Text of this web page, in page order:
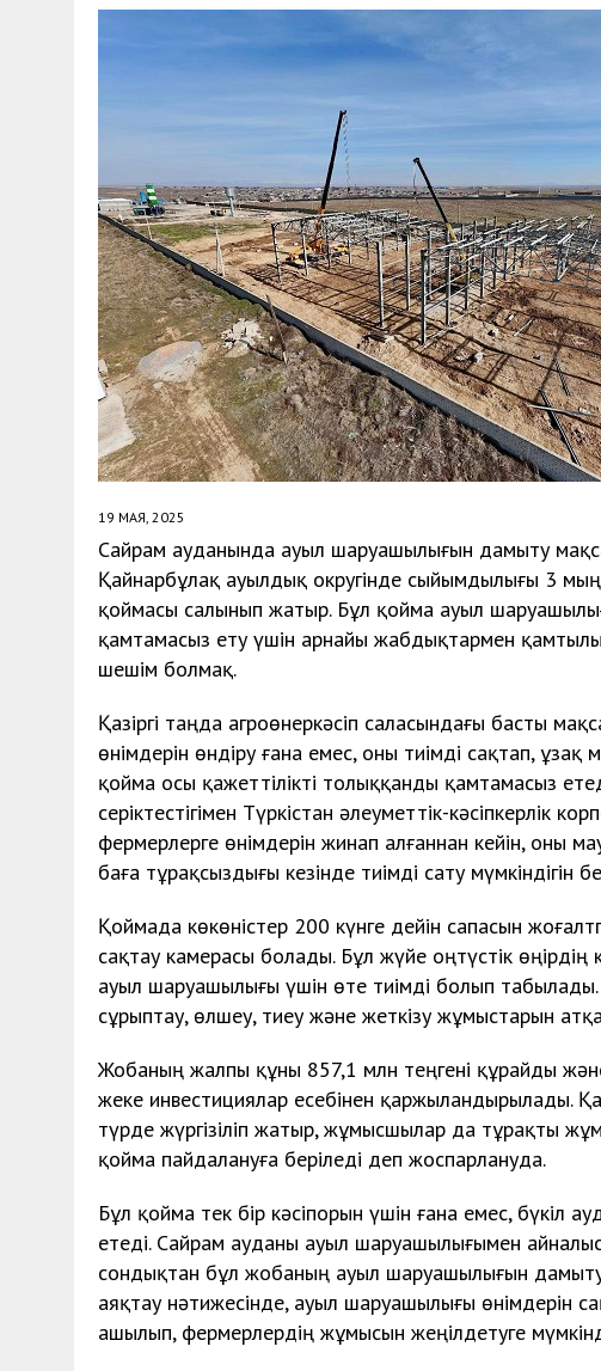
ТҮСІНДІРУ ЖҰМЫСТАРЫ ЖҮРГІЗІЛДІ
19 МАЯ, 2025
Сайрам ауданында ауыл шаруашылығын дамыту
Қайнарбұлақ ауылдық округінде сыйымдылығы 3
қоймасы салынып жатыр. Бұл қойма ауыл
қамтамасыз ету үшін арнайы жабдықтармен
шешім болмақ.
Қазіргі таңда агроөнеркәсіп саласындағы басты
өнімдерін өндіру ғана емес, оны тиімді сақтап, ұзақ
қойма осы қажеттілікті толыққанды қамтамасыз
серіктестігімен Түркістан әлеуметтік-
фермерлерге өнімдерін жинап алғаннан кейін, оны
баға тұрақсыздығы кезінде тиімді сату мүмкіндігін
Қоймада көкөністер 200 күнге дейін сапасын
сақтау камерасы болады. Бұл жүйе оңтүстік
ауыл шаруашылығы үшін өте тиімді болып
сұрыптау, өлшеу, тиеу және жеткізу жұмыстарын
Жобаның жалпы құны 857,1 млн теңгені құрайды
жеке инвестициялар есебінен қаржыландырылады.
түрде жүргізіліп жатыр, жұмысшылар да тұрақты
қойма пайдалануға беріледі деп жоспарлануда.
Бұл қойма тек бір кәсіпорын үшін ғана емес, бүкіл
етеді. Сайрам ауданы ауыл шаруашылығымен
сондықтан бұл жобаның ауыл шаруашылығын
аяқтау нәтижесінде, ауыл шаруашылығы өнімдерін
ашылып, фермерлердің жұмысын жеңілдетуге